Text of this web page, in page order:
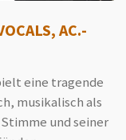
AC.-
eine tragende
musikalisch als
und seiner